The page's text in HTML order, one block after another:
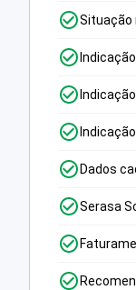
Situação
Dados
Serasa